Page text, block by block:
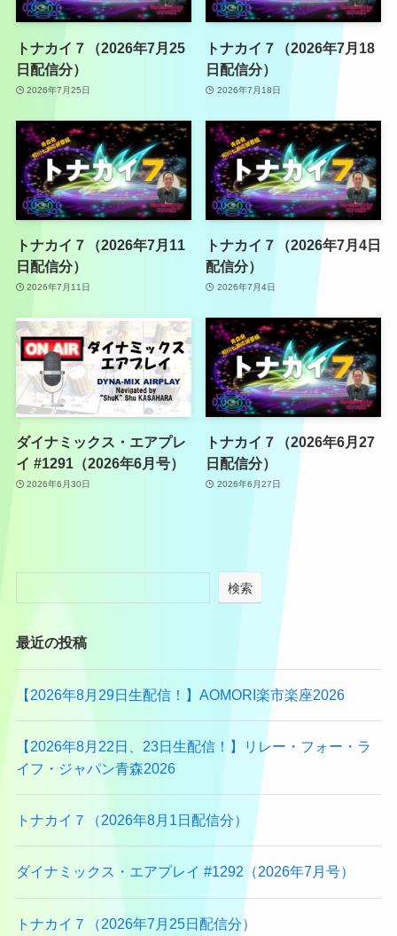
トナカイ７（2026年7月25
日配信分）
2026年7月25日
トナカイ７（2026年7月18
日配信分）
2026年7月18日
トナカイ７（2026年7月11
日配信分）
2026年7月11日
トナカイ７（2026年7月4日
配信分）
2026年7月4日
ダイナミックス・エアプレ
イ #1291（2026年6月号）
2026年6月30日
トナカイ７（2026年6月27
日配信分）
2026年6月27日
検索
最近の投稿
【2026年8月29日生配信！】AOMORI楽市楽座2026
【2026年8月22日、23日生配信！】リレー・フォー・ラ
イフ・ジャパン青森2026
トナカイ７（2026年8月1日配信分）
ダイナミックス・エアプレイ #1292（2026年7月号）
トナカイ７（2026年7月25日配信分）